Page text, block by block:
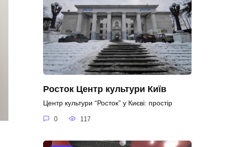
Росток Центр культури Київ
Центр культури “Росток” у Києві: простір
0 117